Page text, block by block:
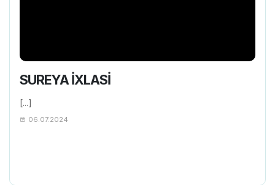
SUREYA İXLASİ
[...]
06.07.2024